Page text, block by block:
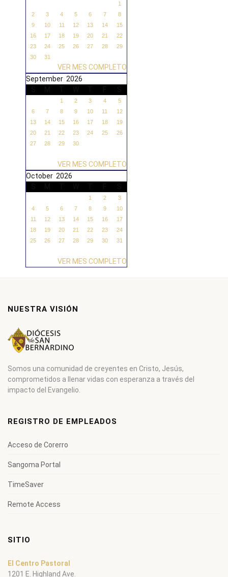
1
2
3 4 5 6 7
8
9
10 11 12 13 14
15
16
17 18 19 20 21
22
23
24 25 26 27 28
29
30
31
VER MES COMPLETO
September 2026
1 2 3 4
5
6
7 8 9 10 11
12
13
14 15 16 17 18
19
20
21 22 23 24 25
26
27
28 29 30
VER MES COMPLETO
October 2026
1 2
3
4
5 6 7 8 9
10
11
12 13 14 15 16
17
18
19 20 21 22 23
24
25
26 27 28 29 30 31
VER MES COMPLETO
NUESTRA VISIÓN
Somos una comunidad de creyentes en Cristo, Jesús,
comprometidos a llenar vidas con esperanza a través del
impacto del Evangelio.
REGISTRO DE EMPLEADOS
Acceso de Corerro
Sangoma Portal
TimeSaver
Remote Access
SITIO
El Centro Pastoral
1201 E. Highland Ave.